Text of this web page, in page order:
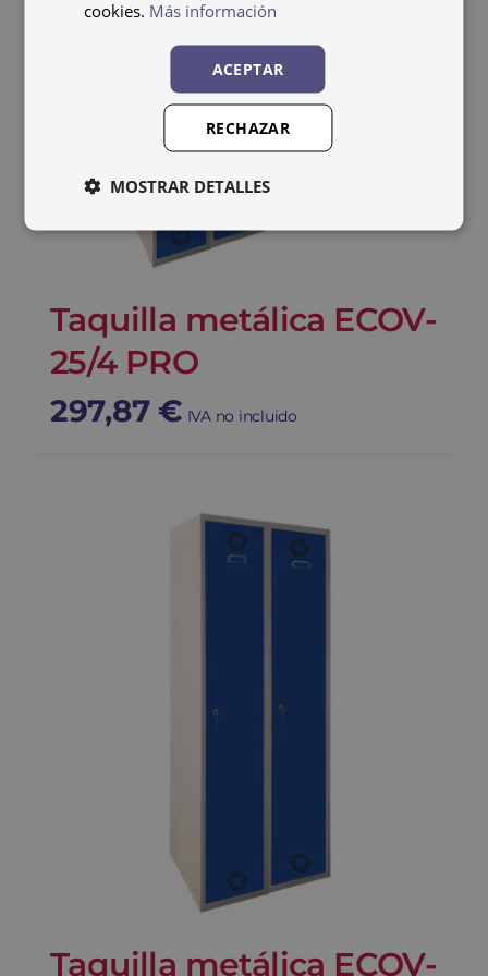
Taquilla metálica ECOV-
25/4 PRO
297,87 € IVA no incluido
Taquilla metálica ECOV-
cookies. Más información
ACEPTAR
RECHAZAR
MOSTRAR DETALLES